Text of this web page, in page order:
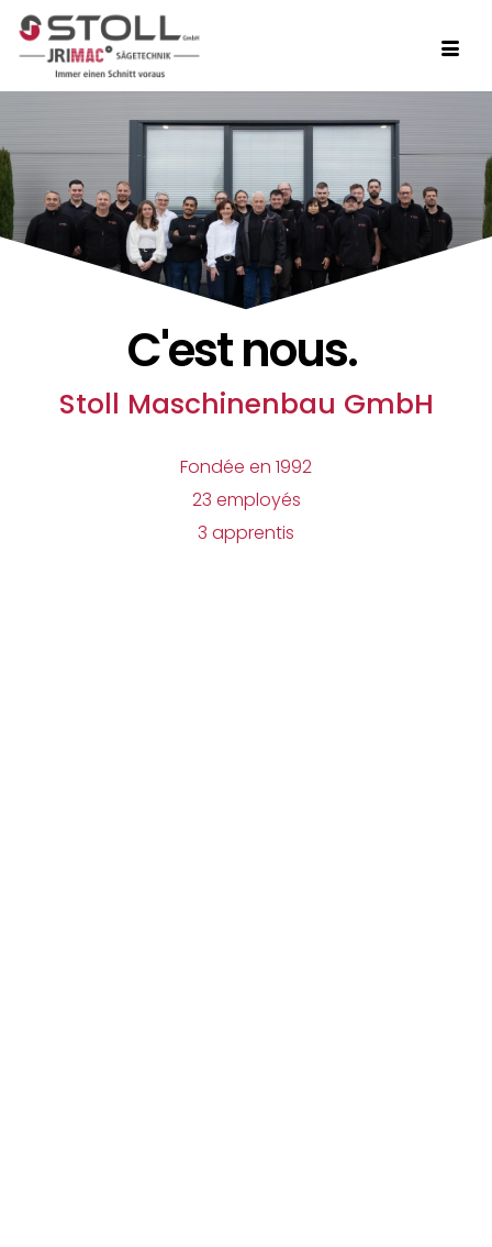
C'est nous.
Stoll Maschinenbau GmbH
Fondée en 1992
23 employés
3 apprentis